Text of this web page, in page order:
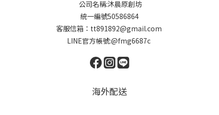
公司名稱:沐晨原創坊
統一編號50586864
客服信箱：tt891892@gmail.com
LINE官方帳號:@fmg6687c
海外配送